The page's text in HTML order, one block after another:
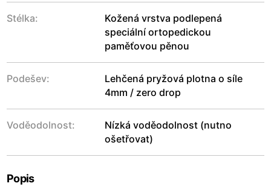
Stélka:
Kožená vrstva podlepená
speciální ortopedickou
paměťovou pěnou
Podešev:
Lehčená pryžová plotna o síle
4mm / zero drop
Voděodolnost:
Nízká voděodolnost (nutno
ošetřovat)
Popis